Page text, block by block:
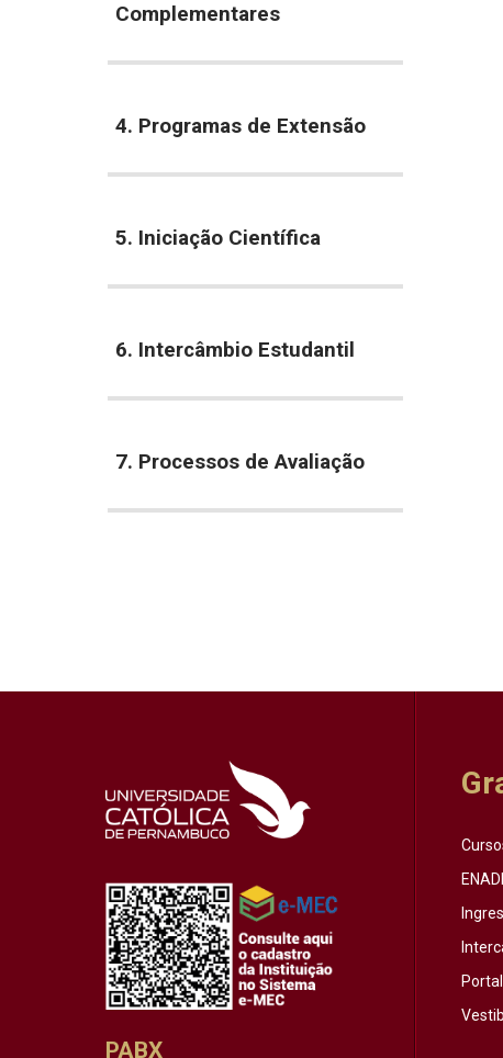
Complementares
4. Programas de Extensão
5. Iniciação Científica
6. Intercâmbio Estudantil
7. Processos de Avaliação
PABX